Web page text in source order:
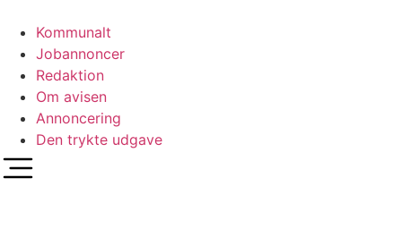
indhold
Kommunalt
Jobannoncer
Redaktion
Om avisen
Annoncering
Den trykte udgave